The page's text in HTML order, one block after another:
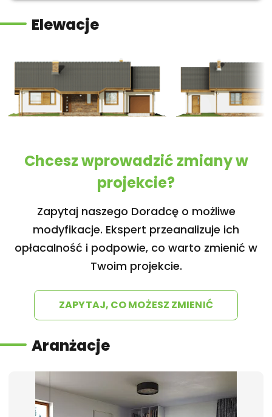
Elewacje
Chcesz wprowadzić zmiany w
projekcie?
Zapytaj naszego Doradcę o możliwe
modyfikacje. Ekspert przeanalizuje ich
opłacalność i podpowie, co warto zmienić w
Twoim projekcie.
ZAPYTAJ, CO MOŻESZ ZMIENIĆ
Aranżacje